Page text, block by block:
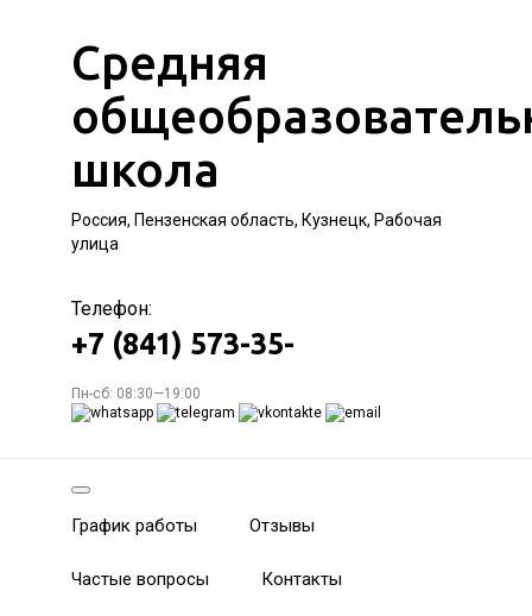
Средняя
школа
Россия, Пензенская область, Кузнецк, Рабочая
улица
Телефон:
+7 (841) 573-35-
Пн-сб: 08:30—19:00
График работы Отзывы
Частые вопросы Контакты